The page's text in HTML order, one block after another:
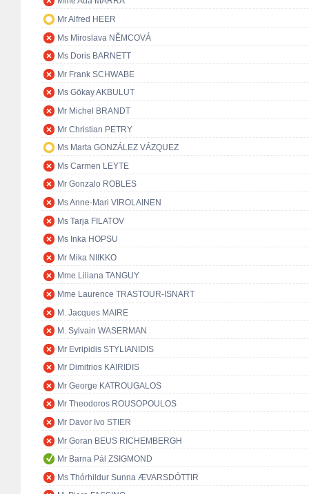
Mr Alfred HEER
Ms Miroslava NĚMCOVÁ
Ms Doris BARNETT
Mr Frank SCHWABE
Ms Gökay AKBULUT
Mr Michel BRANDT
Mr Christian PETRY
Ms Marta GONZÁLEZ VÁZQUEZ
Ms Carmen LEYTE
Mr Gonzalo ROBLES
Ms Anne-Mari VIROLAINEN
Ms Tarja FILATOV
Ms Inka HOPSU
Mr Mika NIIKKO
Mme Liliana TANGUY
Mme Laurence TRASTOUR-ISNART
M. Jacques MAIRE
M. Sylvain WASERMAN
Mr Evripidis STYLIANIDIS
Mr Dimitrios KAIRIDIS
Mr George KATROUGALOS
Mr Theodoros ROUSOPOULOS
Mr Davor Ivo STIER
Mr Goran BEUS RICHEMBERGH
Mr Barna Pál ZSIGMOND
Ms Thórhildur Sunna ÆVARSDÓTTIR